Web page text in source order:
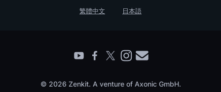
繁體中文 日本語
© 2026 Zenkit. A venture of Axonic GmbH.